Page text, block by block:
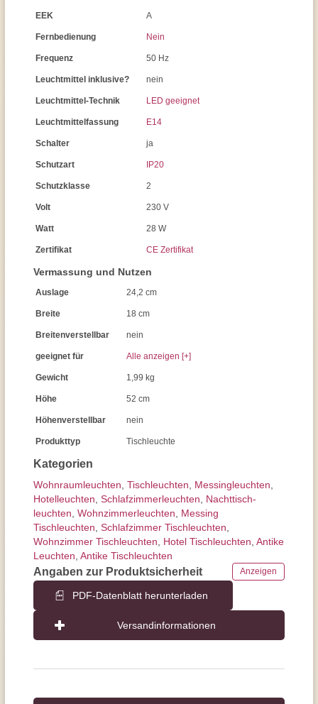
Kategorien
Wohnraum­leuchten Tisch­leuchten Messingleuchten
Hotelleuchten Schlafzimmer­leuchten
Nachttisch­
leuchten Wohnzimmer­leuchten
Messing
Tischleuchten Schlafzimmer Tischleuchten
Wohnzimmer Tischleuchten
Hotel Tischleuchten Antike
Leuchten Antike Tischleuchten
Angaben zur Produktsicherheit Anzeigen
PDF-Datenblatt herunterladen
Versandinformationen
EEK A
Fernbedienung Nein
Frequenz 50 Hz
Leuchtmittel inklusive? nein
Leuchtmittel-Technik LED geeignet
Leuchtmittelfassung E14
Schalter ja
Schutzart IP20
Schutzklasse 2
Volt 230 V
Watt 28 W
Zertifikat CE Zertifikat
Vermassung und Nutzen
Auslage 24,2 cm
Breite 18 cm
Breitenverstellbar nein
geeignet für Alle anzeigen [+]
Gewicht 1,99 kg
Höhe 52 cm
Höhenverstellbar nein
Produkttyp Tischleuchte